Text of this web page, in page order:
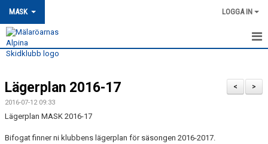
MASK LOGGA IN
MASK-NYHETER
OM MASK
MEDLEMSSKAP
>
<
Lägerplan 2016-17
2016-07-12 09:33
Lägerplan MASK 2016-17
Bifogat finner ni klubbens lägerplan för säsongen 2016-2017.